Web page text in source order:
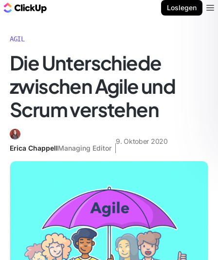
Loslegen
AGIL
Die Unterschiede
zwischen Agile und
Scrum verstehen
Erica ChappellManaging Editor
9. Oktober 2020